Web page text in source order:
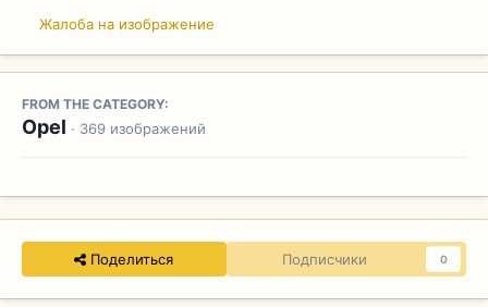
Жалоба на изображение
FROM THE CATEGORY:
Opel · 369 изображений
Поделиться Подписчики 0